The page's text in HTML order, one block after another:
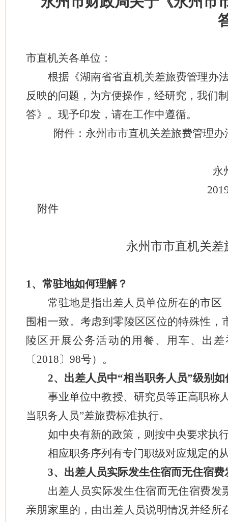
市直机关各单位：
根据《湖南省省直机关差旅费管理办
反映的问题，为方便操作，经研究，我们
答》。现予印发，请在工作中遵循。
附件：永州市市直机关差旅费管理
永
附件
永州市市直机关
1、常驻地如何理解？
常驻地是指出差人员单位所在的市
围相一致。考虑到零陵区区位的特殊性
陵区开展公务活动的用餐、用车、出
〔2018〕 98号）。
2、出差人员中“相当职务人员”级别
事业单位中教授、研究员等正高职称
当职务人员”差旅费标准执行。
如中央有新的政策，则按中央要求执
相应职务序列有专门职级对应规定的
3、出差人员实际发生住宿而无住宿
出差人员实际发生住宿而无住宿费
亲朋家里的，由出差人员说明情况并经